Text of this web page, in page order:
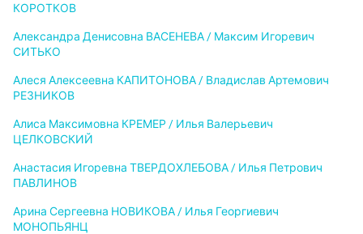
КОРОТКОВ
Александра Денисовна ВАСЕНЕВА / Максим Игоревич
СИТЬКО
Алеся Алексеевна КАПИТОНОВА / Владислав Артемович
РЕЗНИКОВ
Алиса Максимовна КРЕМЕР / Илья Валерьевич
ЦЕЛКОВСКИЙ
Анастасия Игоревна ТВЕРДОХЛЕБОВА / Илья Петрович
ПАВЛИНОВ
Арина Сергеевна НОВИКОВА / Илья Георгиевич
МОНОПЬЯНЦ